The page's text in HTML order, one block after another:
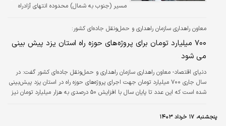
مسیر (جنوب به شمال) محدوده انتهای آزادراه
معاون راهداری سازمان راهداری و حمل‌ونقل جاده‌ای کشور:
۷۰۰ میلیارد تومان برای پروژه‌های حوزه راه استان یزد پیش بینی
می شود
دنیای اقتصاد- معاون راهداری سازمان راهداری و حمل‌ونقل جاده‌ای کشور گفت: در
سال جاری ۷۰۰ میلیارد تومان جهت اجرای پروژه‌های حوزه راه در استان یزد پیش‌بینی‌
شده است که این عدد تا پایان سال با افزایش ۵۰ درصدی به هزار میلیارد تومان نیز
پنجشنبه، ۱۷ خرداد ۱۴۰۳